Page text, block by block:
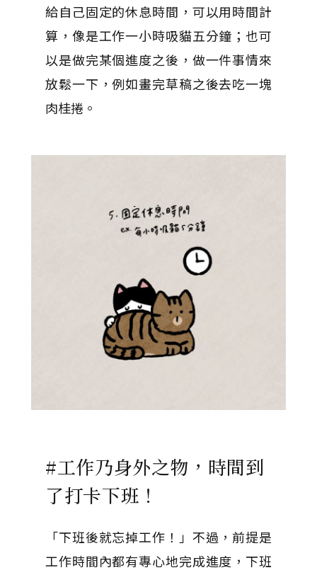
給自己固定的休息時間，可以用時間計
算，像是工作一小時吸貓五分鐘；也可
以是做完某個進度之後，做一件事情來
放鬆一下，例如畫完草稿之後去吃一塊
肉桂捲。
#工作乃身外之物，時間到
了打卡下班！
「下班後就忘掉工作！」不過，前提是
工作時間內都有專心地完成進度，下班